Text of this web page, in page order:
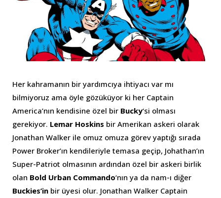
Her kahramanın bir yardımcıya ihtiyacı var mı
bilmiyoruz ama öyle gözüküyor ki her Captain
America’nın kendisine özel bir Bucky‘si olması
gerekiyor. Lemar Hoskins bir Amerikan askeri olarak
Jonathan Walker ile omuz omuza görev yaptığı sırada
Power Broker’ın kendileriyle temasa geçip, Johathan’ın
Super-Patriot olmasının ardından özel bir askeri birlik
olan Bold Urban Commando‘nın ya da nam-ı diğer
Buckies’in bir üyesi olur. Jonathan Walker Captain